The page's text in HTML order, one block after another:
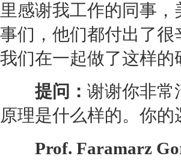
里感谢我工作的同事
事们，他们都付出了
我们在一起做了这样
提问： 谢谢你非常
原理是什么样的。你
Prof. Faramarz